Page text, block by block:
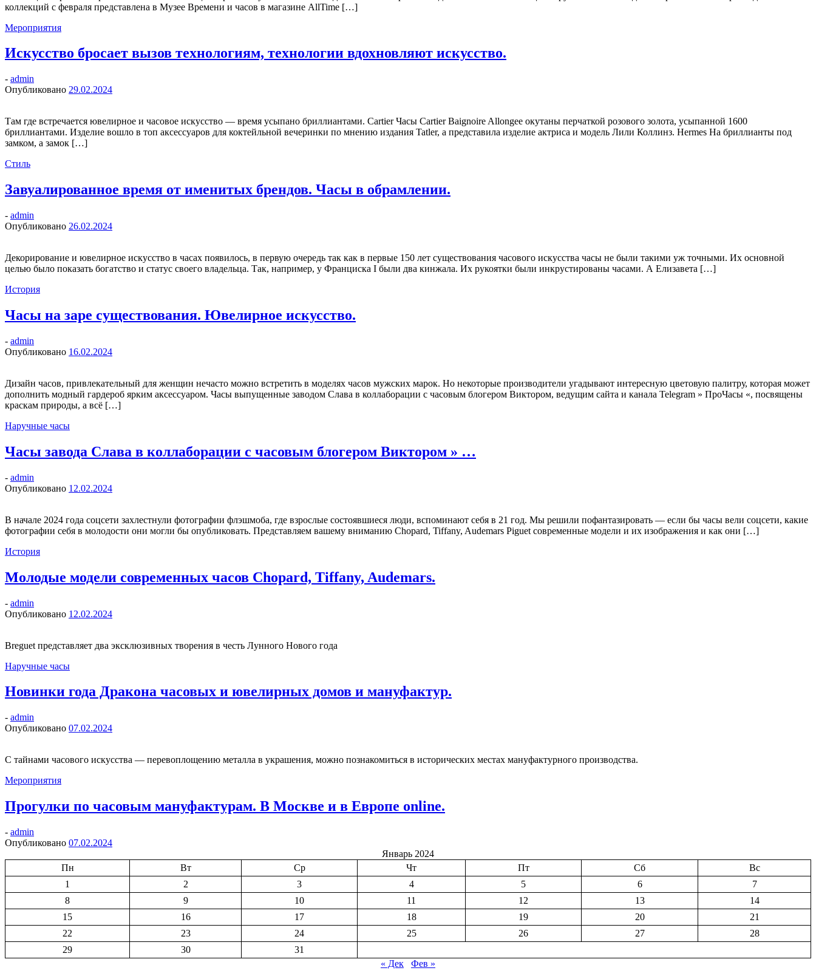
коллекций с февраля представлена в Музее Времени и часов в магазине AllTime […]
Мероприятия
Искусство бросает вызов технологиям, технологии вдохновляют искусство.
- admin
Опубликовано 29.02.2024
Там где встречается ювелирное и часовое искусство — время усыпано бриллиантами. Cartier Часы Cartier Baignoire Allongee окутаны перчаткой розового золота, усыпанной 1600
бриллиантами. Изделие вошло в топ аксессуаров для коктейльной вечеринки по мнению издания Tatler, а представила изделие актриса и модель Лили Коллинз. Hermes На бриллианты под
замком, а замок […]
Стиль
Завуалированное время от именитых брендов. Часы в обрамлении.
- admin
Опубликовано 26.02.2024
Декорирование и ювелирное искусство в часах появилось, в первую очередь так как в первые 150 лет существования часового искусства часы не были такими уж точными. Их основной
целью было показать богатство и статус своего владельца. Так, например, у Франциска I были два кинжала. Их рукоятки были инкрустированы часами. А Елизавета […]
История
Часы на заре существования. Ювелирное искусство.
- admin
Опубликовано 16.02.2024
Дизайн часов, привлекательный для женщин нечасто можно встретить в моделях часов мужских марок. Но некоторые производители угадывают интересную цветовую палитру, которая может
дополнить модный гардероб ярким аксессуаром. Часы выпущенные заводом Слава в коллаборации с часовым блогером Виктором, ведущим сайта и канала Telegram » ПроЧасы «, посвящены
краскам природы, а всё […]
Наручные часы
Часы завода Слава в коллаборации с часовым блогером Виктором » …
- admin
Опубликовано 12.02.2024
В начале 2024 года соцсети захлестнули фотографии флэшмоба, где взрослые состоявшиеся люди, вспоминают себя в 21 год. Мы решили пофантазировать — если бы часы вели соцсети, какие
фотографии себя в молодости они могли бы опубликовать. Представляем вашему вниманию Chopard, Tiffany, Audemars Piguet современные модели и их изображения и как они […]
История
Молодые модели современных часов Chopard, Tiffany, Audemars.
- admin
Опубликовано 12.02.2024
Breguet представляет два эксклюзивных творения в честь Лунного Нового года
Наручные часы
Новинки года Дракона часовых и ювелирных домов и мануфактур.
- admin
Опубликовано 07.02.2024
С тайнами часового искусства — перевоплощению металла в украшения, можно познакомиться в исторических местах мануфактурного производства.
Мероприятия
Прогулки по часовым мануфактурам. В Москве и в Европе online.
- admin
Опубликовано 07.02.2024
Январь 2024
Пн
Вт Ср Чт Пт Сб
Вс
1
2 3 4 5 6
7
8
9 10 11 12 13
14
15
16 17 18 19 20
21
22
23 24 25 26 27
28
29
30
31
« Дек
Фев »